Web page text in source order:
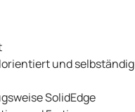
und selbständig
SolidEdge